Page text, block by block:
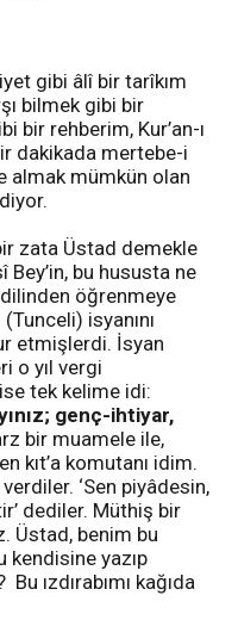
gibi âlî bir tarîkım
bilmek gibi bir
bir rehberim, Kur’an-ı
dakikada mertebe-i
almak mümkün olan
zata Üstad demekle
bu hususta ne
öğrenmeye
isyanını
etmişlerdi. İsyan
o yıl vergi
tek kelime idi:
genç-ihtiyar,
bir muamele ile,
kıt’a komutanı idim.
‘Sen piyâdesin,
dediler. Müthiş bir
Üstad, benim bu
kendisine yazıp
ızdırabımı kağıda